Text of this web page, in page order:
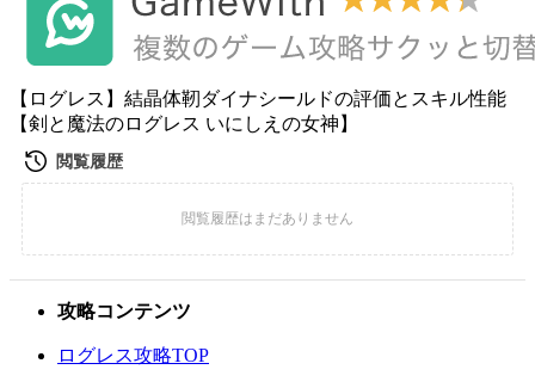
【ログレス】結晶体靭ダイナシールドの評価とスキル性能
【剣と魔法のログレス いにしえの女神】
攻略コンテンツ
ログレス攻略TOP